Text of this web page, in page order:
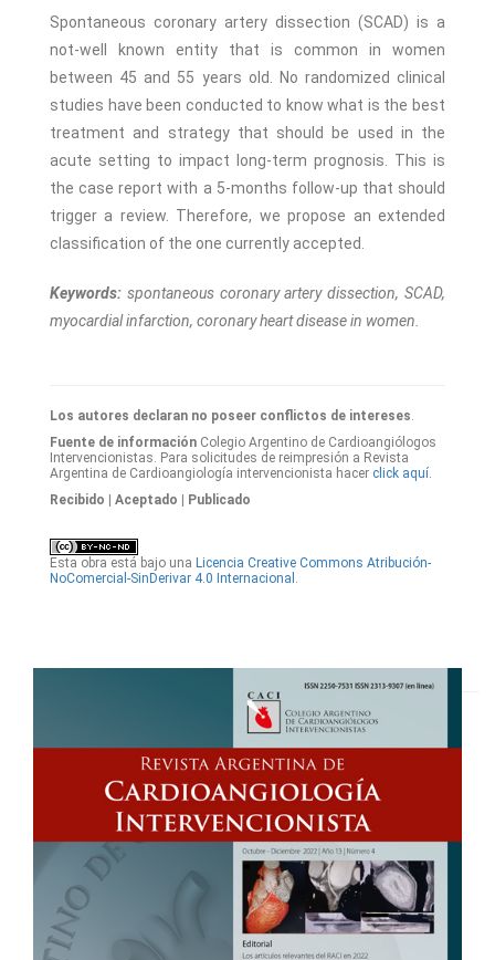
Spontaneous coronary artery dissection (SCAD) is a
not-well known entity that is common in women
between 45 and 55 years old. No randomized clinical
studies have been conducted to know what is the best
treatment and strategy that should be used in the
acute setting to impact long-term prognosis. This is
the case report with a 5-months follow-up that should
trigger a review. Therefore, we propose an extended
classification of the one currently accepted.
Keywords: spontaneous coronary artery dissection, SCAD,
myocardial infarction, coronary heart disease in women.
Los autores declaran no poseer conflictos de intereses.
Fuente de información Colegio Argentino de Cardioangiólogos
Intervencionistas. Para solicitudes de reimpresión a Revista
Argentina de Cardioangiología intervencionista hacer click aquí.
Recibido
| Aceptado | Publicado
Esta obra está bajo una Licencia Creative Commons Atribución-
NoComercial-SinDerivar 4.0 Internacional .